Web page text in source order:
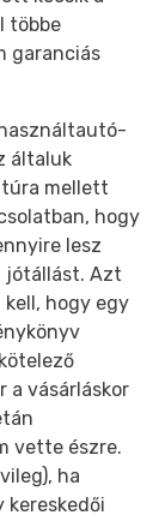
többe
garanciás
általuk
mellett
hogy
lesz
jótállást. Azt
hogy egy
a vásárláskor
vette észre.
ha